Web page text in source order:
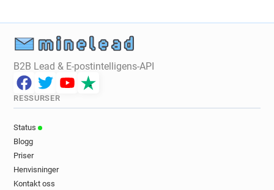
B2B Lead & E-postintelligens-API
RESSURSER
Status
Blogg
Priser
Henvisninger
Kontakt oss